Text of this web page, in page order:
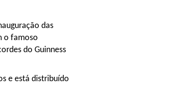
das
o famoso
do Guinness
e está distribuído